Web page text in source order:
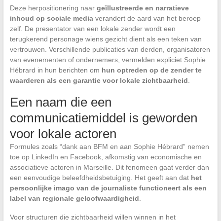
Deze herpositionering naar geïllustreerde en narratieve
inhoud op sociale mediaverandert de aard van het beroep
zelf. De presentator van een lokale zender wordt een
terugkerend personage wiens gezicht dient als een teken van
vertrouwen. Verschillende publicaties van derden, organisatoren
van evenementen of ondernemers, vermelden expliciet Sophie
Hébrard in hun berichten om hun optreden op de zender te
waarderen als een garantie voor lokale zichtbaarheid.
Een naam die een
communicatiemiddel is geworden
voor lokale actoren
Formules zoals “dank aan BFM en aan Sophie Hébrard” nemen
toe op LinkedIn en Facebook, afkomstig van economische en
associatieve actoren in Marseille. Dit fenomeen gaat verder dan
een eenvoudige beleefdheidsbetuiging. Het geeft aan dat het
persoonlijke imago van de journaliste functioneert als een
label van regionale geloofwaardigheid.
Voor structuren die zichtbaarheid willen winnen in het